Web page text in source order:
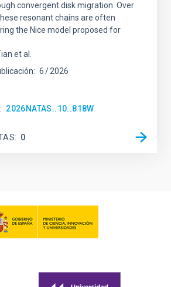
convergent disk migration. Over
resonant chains are often
the Nice model proposed for
et al.
6 2026
2026NATAS..10..818W
0